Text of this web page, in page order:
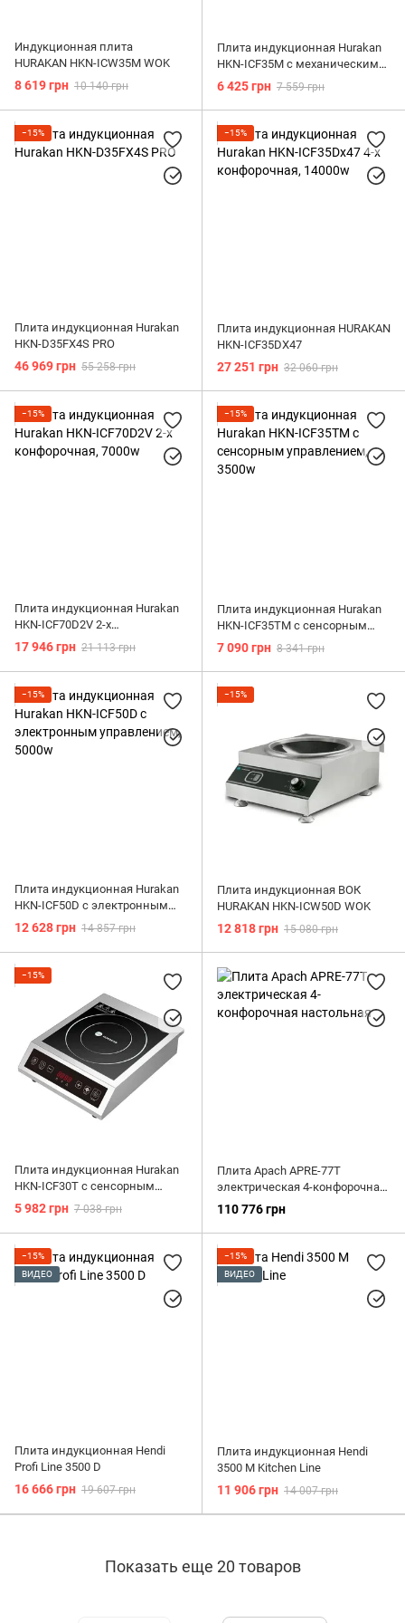
Индукционная плита
HURAKAN HKN-ICW35M WOK
8 619 грн 10 140 грн
Плита индукционная Hurakan
HKN-ICF35M с механическим
управлением, 3500w
6 425 грн 7 559 грн
−15%
Плита индукционная Hurakan
HKN-D35FX4S PRO
46 969 грн 55 258 грн
−15%
Плита индукционная HURAKAN
HKN-ICF35DX47
27 251 грн 32 060 грн
−15%
Плита индукционная Hurakan
HKN-ICF70D2V 2-х
конфорочная, 7000w
17 946 грн 21 113 грн
−15%
Плита индукционная Hurakan
HKN-ICF35TM с сенсорным
управлением, 3500w
7 090 грн 8 341 грн
−15%
Плита индукционная Hurakan
HKN-ICF50D с электронным
управлением, 5000w
12 628 грн 14 857 грн
−15%
Плита индукционная ВОК
HURAKAN HKN-ICW50D WOK
12 818 грн 15 080 грн
−15%
Плита индукционная Hurakan
HKN-ICF30T с сенсорным
управлением, 3000w
5 982 грн 7 038 грн
Плита Apach APRE-77T
электрическая 4-конфорочная
настольная
110 776 грн
−15%
ВИДЕО
Плита индукционная Hendi
Profi Line 3500 D
16 666 грн 19 607 грн
−15%
ВИДЕО
Плита индукционная Hendi
3500 М Kitchen Line
11 906 грн 14 007 грн
Показать еще 20 товаров